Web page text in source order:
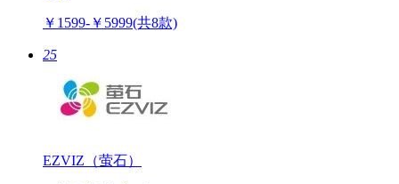
￥1599-￥5999(共8款)
25
EZVIZ（萤石）